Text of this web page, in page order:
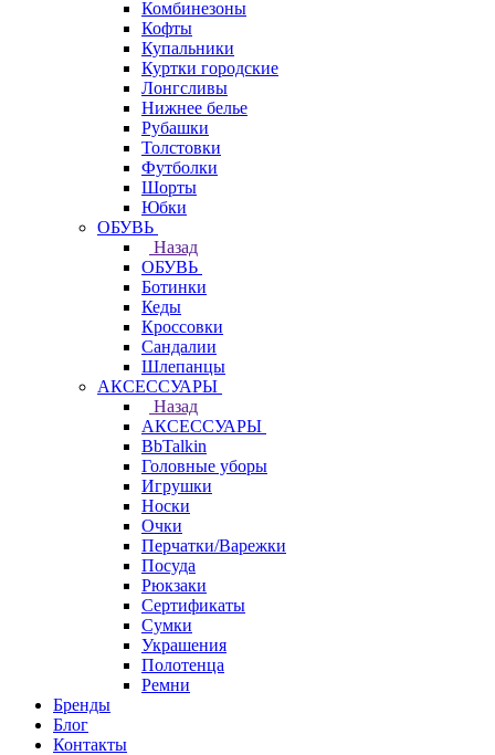
Комбинезоны
Кофты
Купальники
Куртки городские
Лонгсливы
Нижнее белье
Рубашки
Толстовки
Футболки
Шорты
Юбки
ОБУВЬ
Назад
ОБУВЬ
Ботинки
Кеды
Кроссовки
Сандалии
Шлепанцы
АКСЕССУАРЫ
Назад
АКСЕССУАРЫ
BbTalkin
Головные уборы
Игрушки
Носки
Очки
Перчатки/Варежки
Посуда
Рюкзаки
Сертификаты
Сумки
Украшения
Полотенца
Ремни
Бренды
Блог
Контакты